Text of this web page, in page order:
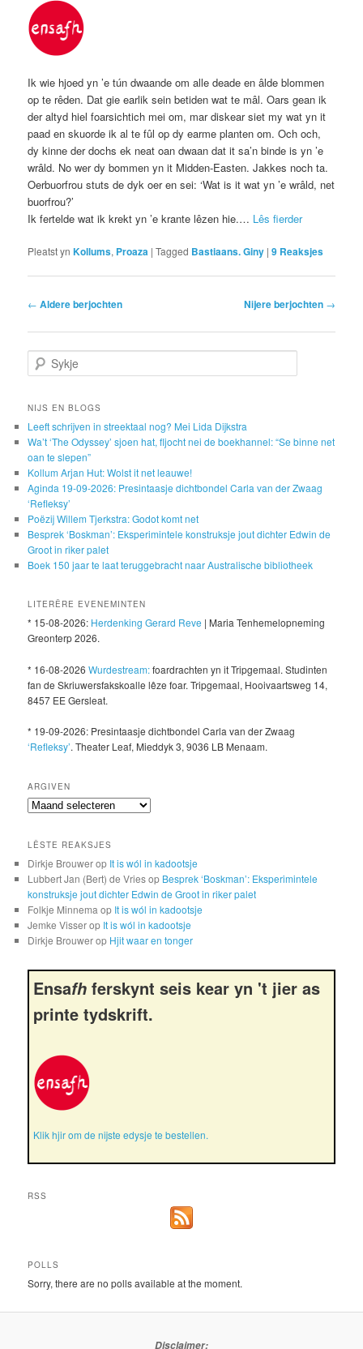
Ik wie hjoed yn ’e tún dwaande om alle deade en âlde blommen
op te rêden. Dat gie earlik sein betiden wat te mâl. Oars gean ik
der altyd hiel foarsichtich mei om, mar diskear siet my wat yn it
paad en skuorde ik al te fûl op dy earme planten om. Och och,
dy kinne der dochs ek neat oan dwaan dat it sa’n binde is yn ’e
wrâld. No wer dy bommen yn it Midden-Easten. Jakkes noch ta.
Oerbuorfrou stuts de dyk oer en sei: ‘Wat is it wat yn ’e wrâld, net
buorfrou?’
Ik fertelde wat ik krekt yn ’e krante lêzen hie.… Lês fierder
Pleatst yn Kollums, Proaza |Tagged Bastiaans. Giny |9 Reaksjes
Post navigation
← Aldere berjochten Nijere berjochten →
Sykje
NIJS EN BLOGS
Leeft schrijven in streektaal nog? Mei Lida Dijkstra
Wa’t ‘The Odyssey’ sjoen hat, fljocht nei de boekhannel: “Se binne net
oan te slepen”
Kollum Arjan Hut: Wolst it net leauwe!
Aginda 19-09-2026: Presintaasje dichtbondel Carla van der Zwaag
‘Refleksy’
Poëzij Willem Tjerkstra: Godot komt net
Besprek ‘Boskman’: Eksperimintele konstruksje jout dichter Edwin de
Groot in riker palet
Boek 150 jaar te laat teruggebracht naar Australische bibliotheek
LITERÊRE EVENEMINTEN
* 15-08-2026: Herdenking Gerard Reve | Maria Tenhemelopneming
Greonterp 2026.
* 16-08-2026Wurdestream:foardrachten yn it Tripgemaal. Studinten
fan de Skriuwersfakskoalle lêze foar. Tripgemaal, Hooivaartsweg 14,
8457 EE Gersleat.
* 19-09-2026: Presintaasje dichtbondel Carla van der Zwaag
‘Refleksy’. Theater Leaf, Mieddyk 3, 9036 LB Menaam.
ARGIVEN
Argiven
LÊSTE REAKSJES
Dirkje Brouwerop It is wól in kadootsje
Lubbert Jan (Bert) de Vriesop Besprek ‘Boskman’: Eksperimintele
konstruksje jout dichter Edwin de Groot in riker palet
Folkje Minnema op It is wól in kadootsje
Jemke Visserop It is wól in kadootsje
Dirkje Brouwerop Hjit waar en tonger
Ensafh ferskynt seis kear yn 't jier as
printe tydskrift.
Klik hjir om de nijste edysje te bestellen.
RSS
POLLS
Sorry, there are no polls available at the moment.
Disclaimer: